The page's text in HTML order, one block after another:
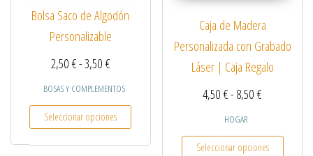
Bolsa Saco de Algodón
Personalizable
2,50€-3,50€Rango de precios: desde 2,50 € hasta 3,50 €
BOSAS Y COMPLEMENTOS
Seleccionar opciones
Este producto tiene múltiples variantes. Las
Caja de Madera
Personalizada con Grabado
Láser | Caja Regalo
4,50€- 8,50€
HOGAR
Seleccionar opciones
Este